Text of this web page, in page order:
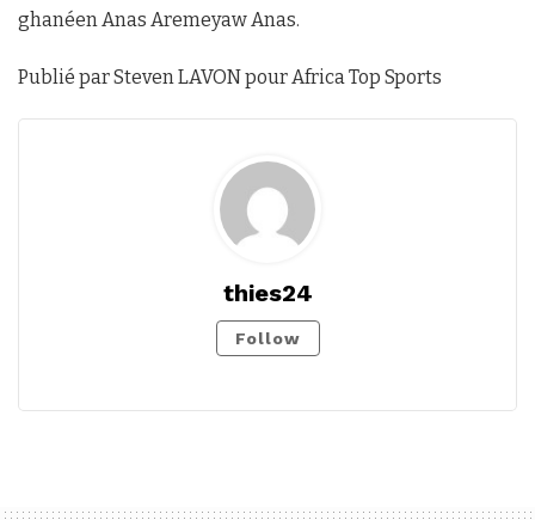
ghanéen Anas Aremeyaw Anas.
Publié par Steven LAVON pour Africa Top Sports
thies24
Follow